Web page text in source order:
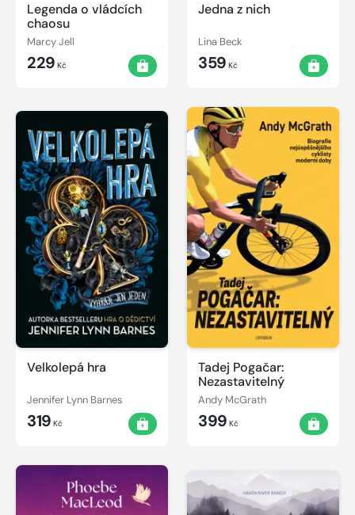
Legenda o vládcích
chaosu
Marcy Jell
229 Kč
Jedna z nich
Lina Beck
359 Kč
Velkolepá hra
Jennifer Lynn Barnes
319 Kč
Tadej Pogačar:
Nezastavitelný
Andy McGrath
399 Kč